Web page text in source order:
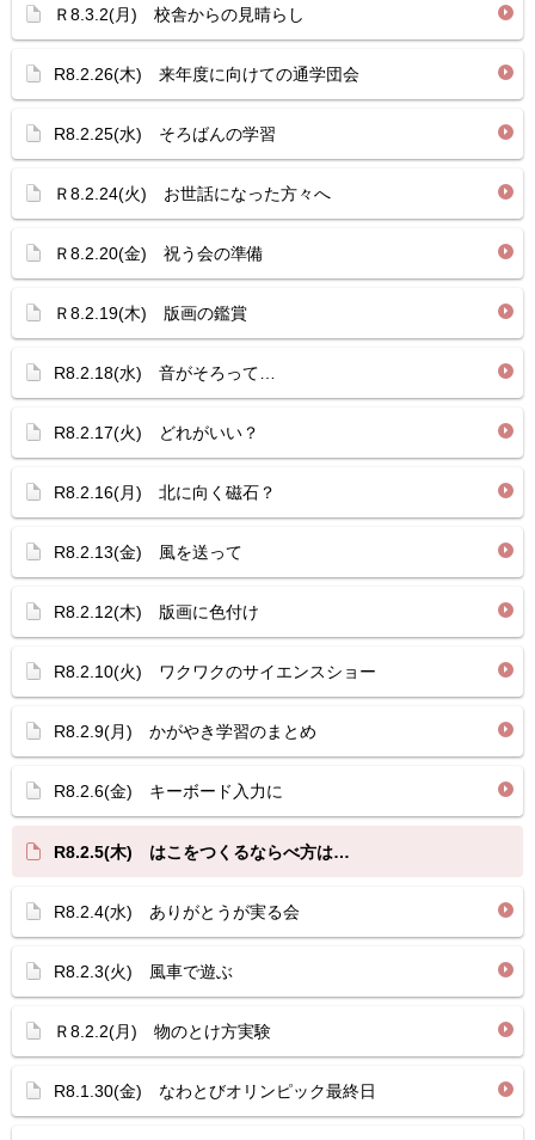
Ｒ8.3.2(月) 校舎からの見晴らし
R8.2.26(木) 来年度に向けての通学団会
R8.2.25(水) そろばんの学習
Ｒ8.2.24(火) お世話になった方々へ
Ｒ8.2.20(金) 祝う会の準備
Ｒ8.2.19(木) 版画の鑑賞
R8.2.18(水) 音がそろって…
R8.2.17(火) どれがいい？
R8.2.16(月) 北に向く磁石？
R8.2.13(金) 風を送って
R8.2.12(木) 版画に色付け
R8.2.10(火) ワクワクのサイエンスショー
R8.2.9(月) かがやき学習のまとめ
R8.2.6(金) キーボード入力に
R8.2.5(木) はこをつくるならべ方は…
R8.2.4(水) ありがとうが実る会
R8.2.3(火) 風車で遊ぶ
Ｒ8.2.2(月) 物のとけ方実験
R8.1.30(金) なわとびオリンピック最終日